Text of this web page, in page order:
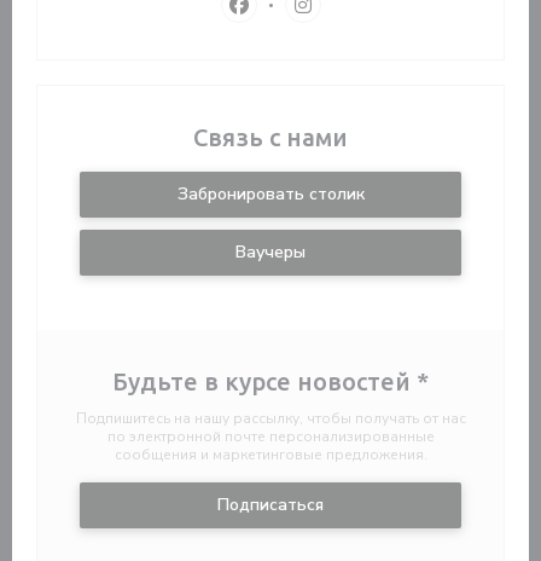
Facebook ((открывается в новом
Instagram ((открывается
Связь с нами
Забронировать столик
Ваучеры
Будьте в курсе новостей *
Подпишитесь на нашу рассылку, чтобы получать от нас
по электронной почте персонализированные
сообщения и маркетинговые предложения.
Подписаться